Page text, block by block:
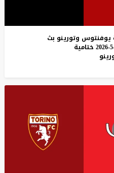
يوفنتوس وتورينو بث
ختامية